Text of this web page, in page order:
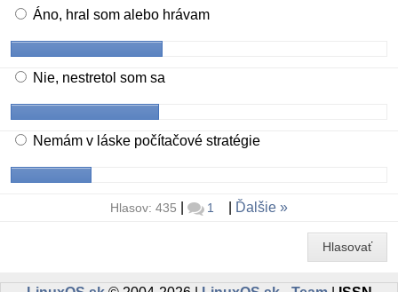
Áno, hral som alebo hrávam
Nie, nestretol som sa
Nemám v láske počítačové stratégie
Hlasov: 435 1 Ďalšie
Hlasovať